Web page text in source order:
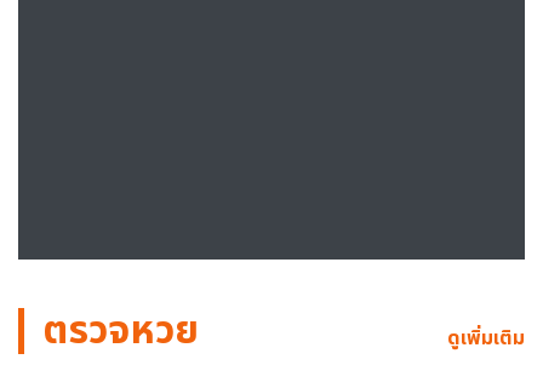
ตรวจหวย ดูเพิ่มเติม